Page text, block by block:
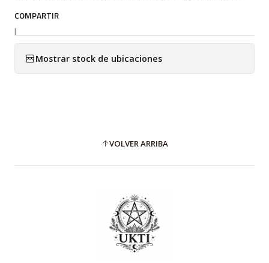
COMPARTIR
|
Mostrar stock de ubicaciones
VOLVER ARRIBA